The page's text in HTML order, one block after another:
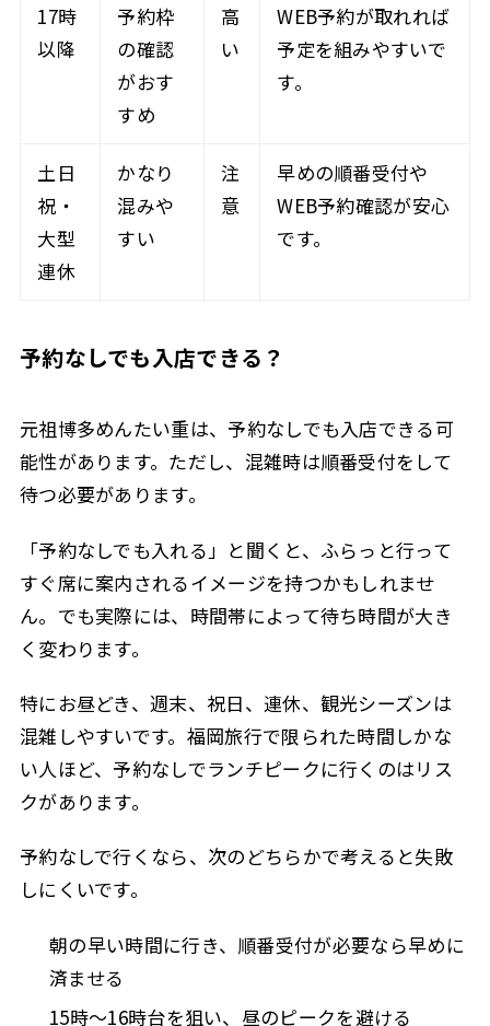
17時
以降
予約枠
の確認
がおす
すめ
高
い
WEB予約が取れれば
予定を組みやすいで
す。
土日
祝・
大型
連休
かなり
混みや
すい
注
意
早めの順番受付や
WEB予約確認が安心
です。
予約なしでも入店できる？
元祖博多めんたい重は、予約なしでも入店できる可
能性があります。ただし、混雑時は順番受付をして
待つ必要があります。
「予約なしでも入れる」と聞くと、ふらっと行って
すぐ席に案内されるイメージを持つかもしれませ
ん。でも実際には、時間帯によって待ち時間が大き
く変わります。
特にお昼どき、週末、祝日、連休、観光シーズンは
混雑しやすいです。福岡旅行で限られた時間しかな
い人ほど、予約なしでランチピークに行くのはリス
クがあります。
予約なしで行くなら、次のどちらかで考えると失敗
しにくいです。
朝の早い時間に行き、順番受付が必要なら早めに
済ませる
15時〜16時台を狙い、昼のピークを避ける